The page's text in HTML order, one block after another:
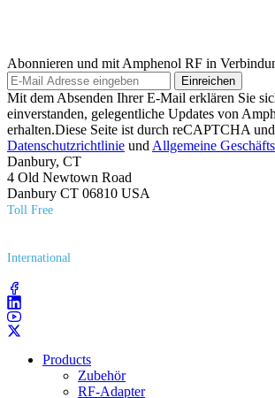
Abonnieren und mit Amphenol RF in
Einreichen
Mit dem Absenden Ihrer E-Mail erklären Sie
einverstanden, gelegentliche Updates von
erhalten.Diese Seite ist durch reCAPTCHA
Datenschutzrichtlinie und Allgemeine
Danbury, CT
4 Old Newtown Road
Danbury CT 06810 USA
Toll Free
International
Products
Zubehör
RF-Adapter